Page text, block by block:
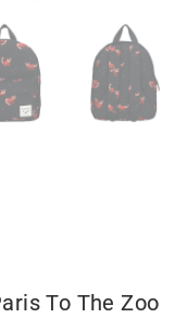
To The Zoo